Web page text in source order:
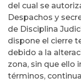
del cual se
Despachos y
de Disciplina
dispone el cierre
debido a la
zona, sin que ello
términos,